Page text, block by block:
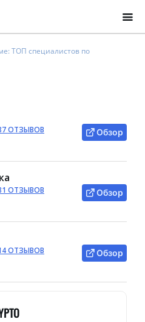
ТОП специалистов по
ОТЗЫВОВ
Обзор
ОТЗЫВОВ
Обзор
ОТЗЫВОВ
Обзор